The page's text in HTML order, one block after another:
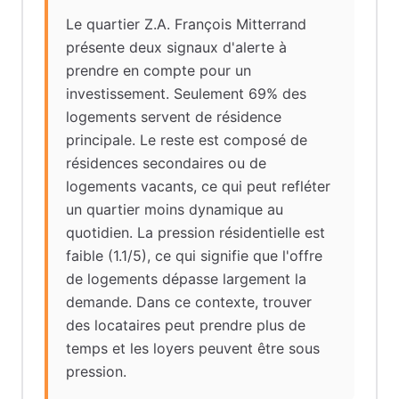
Le quartier Z.A. François Mitterrand
présente deux signaux d'alerte à
prendre en compte pour un
investissement. Seulement 69% des
logements servent de résidence
principale. Le reste est composé de
résidences secondaires ou de
logements vacants, ce qui peut refléter
un quartier moins dynamique au
quotidien. La pression résidentielle est
faible (1.1/5), ce qui signifie que l'offre
de logements dépasse largement la
demande. Dans ce contexte, trouver
des locataires peut prendre plus de
temps et les loyers peuvent être sous
pression.